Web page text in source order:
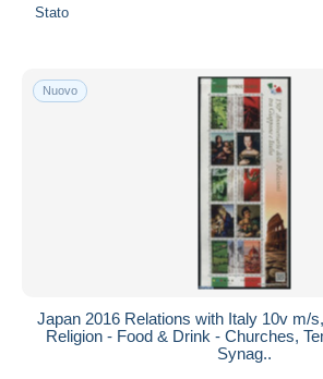
Stato
Nuovo
Japan 2016 Relations with Italy 10v m/
Religion - Food & Drink - Churches,
Synag..